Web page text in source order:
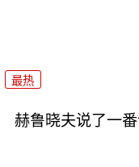
最热
赫鲁晓夫说了一